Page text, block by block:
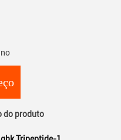
do produto